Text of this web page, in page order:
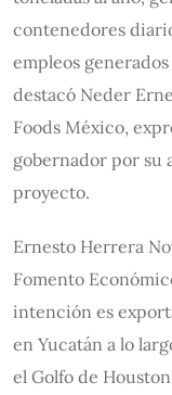
contenedores
empleos
destacó Neder
Foods México,
gobernador por su
proyecto.
Ernesto Herrera
Fomento
intención es
en Yucatán a lo
el Golfo de